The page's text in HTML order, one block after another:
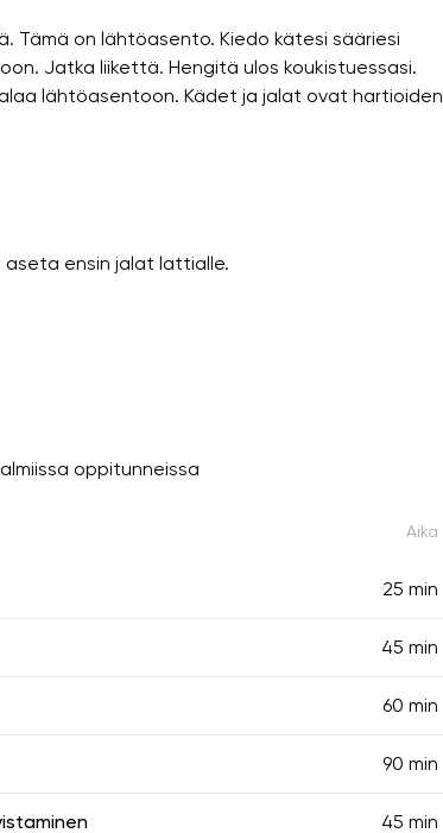
Tämä on lähtöasento. Kiedo kätesi sääriesi
Jatka liikettä. Hengitä ulos koukistuessasi.
lähtöasentoon. Kädet ja jalat ovat hartioiden
aseta ensin jalat lattialle.
oppitunneissa
Aika
25 min
45 min
60 min
90 min
45 min